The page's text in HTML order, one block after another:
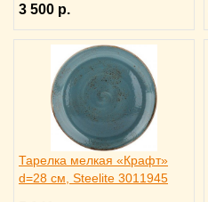
3 500 р.
Тарелка мелкая «Крафт»
d=28 см, Steelite 3011945